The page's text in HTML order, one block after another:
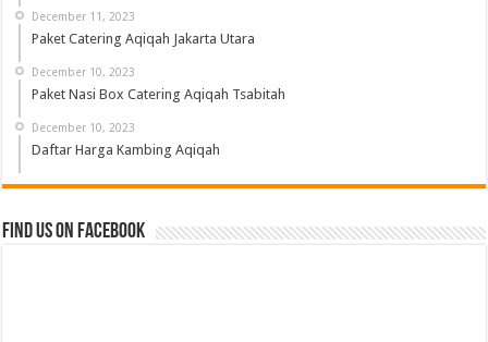
December 11, 2023
Paket Catering Aqiqah Jakarta Utara
December 10, 2023
Paket Nasi Box Catering Aqiqah Tsabitah
December 10, 2023
Daftar Harga Kambing Aqiqah
Find us on Facebook